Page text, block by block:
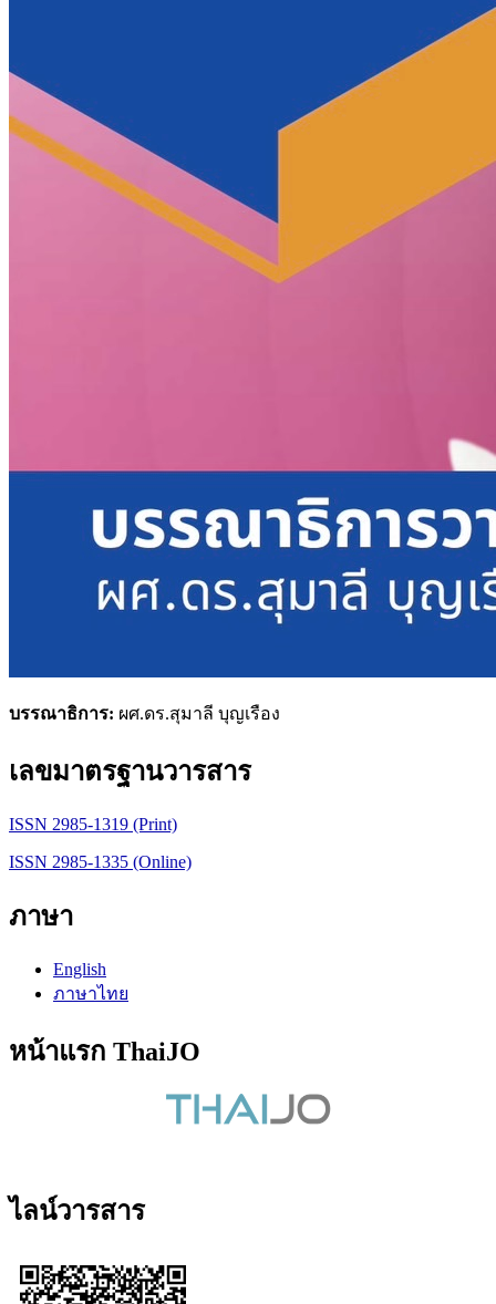
บรรณาธิการ: ผศ.ดร.สุมาลี บุญเรือง
เลขมาตรฐานวารสาร
ISSN 2985-1319 (Print)
ISSN 2985-1335 (Online)
ภาษา
English
ภาษาไทย
หน้าแรก ThaiJO
ไลน์วารสาร